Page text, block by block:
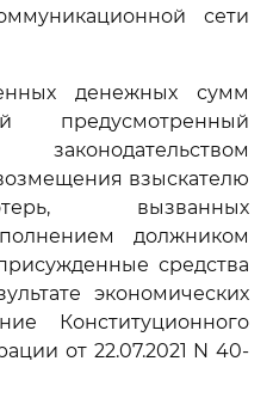
сети
денежных сумм
предусмотренный
взыскателю
вызванных
должником
средства
экономических
Конституционного
от 22.07.2021 N 40-